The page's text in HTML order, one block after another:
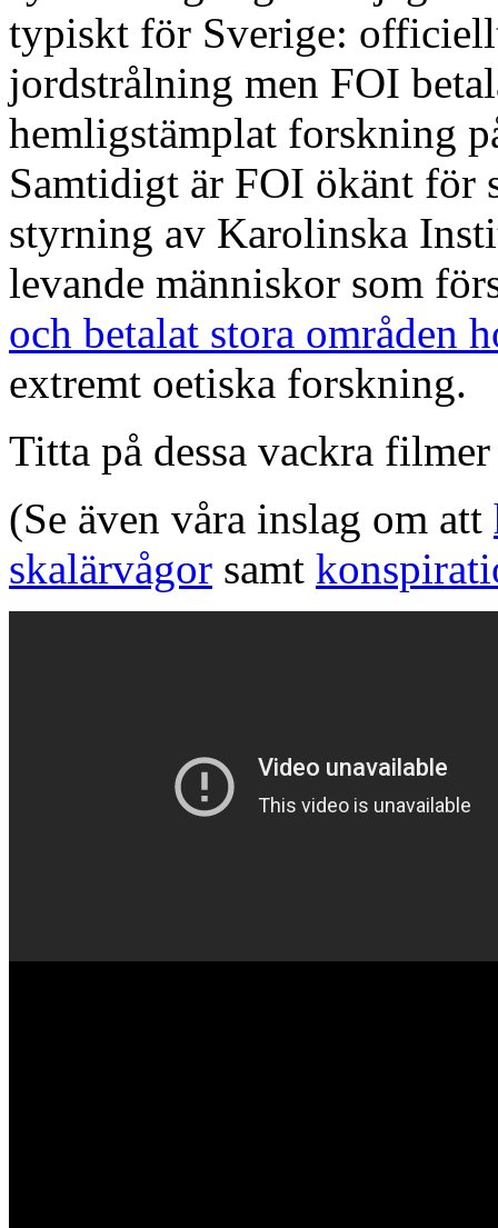
typiskt för Sverige:
jordstrålning men FOI
hemligstämplat forskning
Samtidigt är FOI ökänt
styrning av Karolinska
levande människor som
och betalat stora områden
extremt oetiska forskning.
Titta på dessa vackra
(Se även våra inslag om att
skalärvågor samt